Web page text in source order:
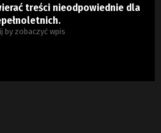
treści nieodpowiednie dla
by zobaczyć wpis